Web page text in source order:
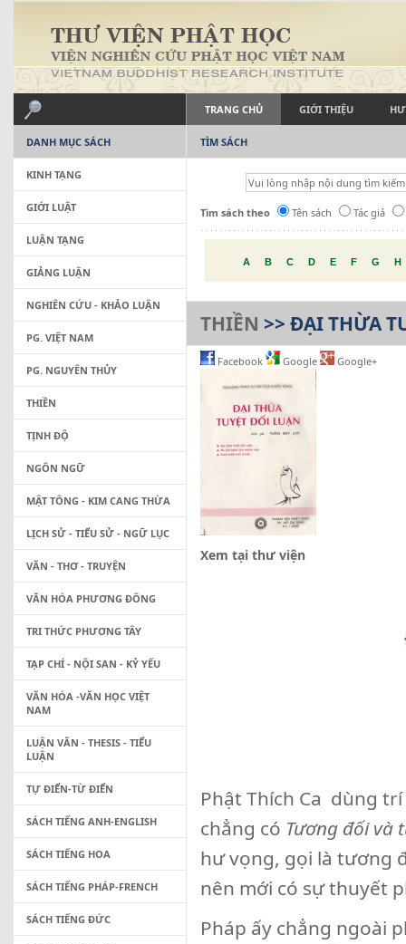
TRANG CHỦ GIỚI THIỆU
TÌM SÁCH
Tìm sách theo Tên sách Tác giả
A B C D E F G H
THIỀN >> ĐẠI THỪA
Facebook Google Google+
Xem tại thư viện
Phật Thích Ca dùng
chẳng có Tương đối và
hư vọng, gọi là tương
nên mới có sự thuyết
Pháp ấy chẳng ngoài
DANH MỤC SÁCH
KINH TẠNG
GIỚI LUẬT
LUẬN TẠNG
GIẢNG LUẬN
NGHIÊN CỨU - KHẢO LUẬN
PG. VIỆT NAM
PG. NGUYÊN THỦY
THIỀN
TỊNH ĐỘ
NGÔN NGỮ
MẬT TÔNG - KIM CANG THỪA
LỊCH SỬ - TIỂU SỬ - NGỮ LỤC
VĂN - THƠ - TRUYỆN
VĂN HÓA PHƯƠNG ĐÔNG
TRI THỨC PHƯƠNG TÂY
TẠP CHÍ - NỘI SAN - KỶ YẾU
VĂN HÓA -VĂN HỌC VIỆT
NAM
LUẬN VĂN - THESIS - TIỂU
LUẬN
TỰ ĐIỂN-TỪ ĐIỂN
SÁCH TIẾNG ANH-ENGLISH
SÁCH TIẾNG HOA
SÁCH TIẾNG PHÁP-FRENCH
SÁCH TIẾNG ĐỨC